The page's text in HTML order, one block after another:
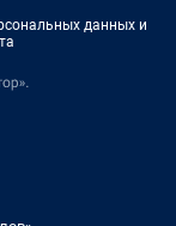
данных и